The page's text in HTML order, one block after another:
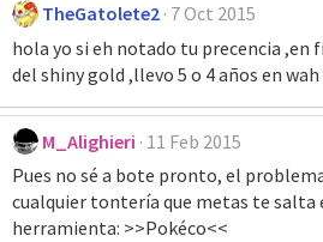
TheGatolete2 7 Oct 2015
hola yo si eh notado tu precencia ,en
del shiny gold ,llevo 5 o 4 años en
M_Alighieri 11 Feb 2015
Pues no sé a bote pronto, el problema
cualquier tontería que metas te salta
herramienta: >>Pokéco<<